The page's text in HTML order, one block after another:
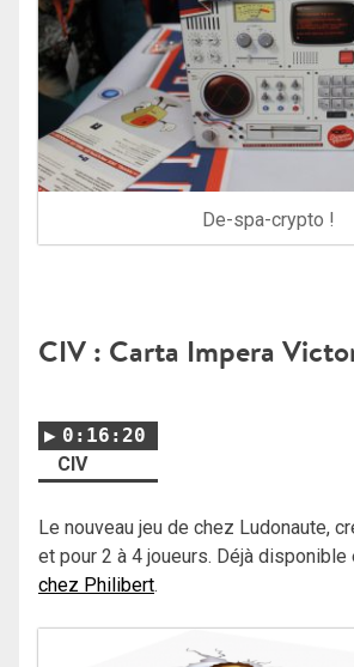
De-spa-crypto !
CIV : Carta Impera
0:16:20
CIV
Le nouveau jeu de chez Ludonaute,
et pour 2 à 4 joueurs. Déjà disponible
chez Philibert.